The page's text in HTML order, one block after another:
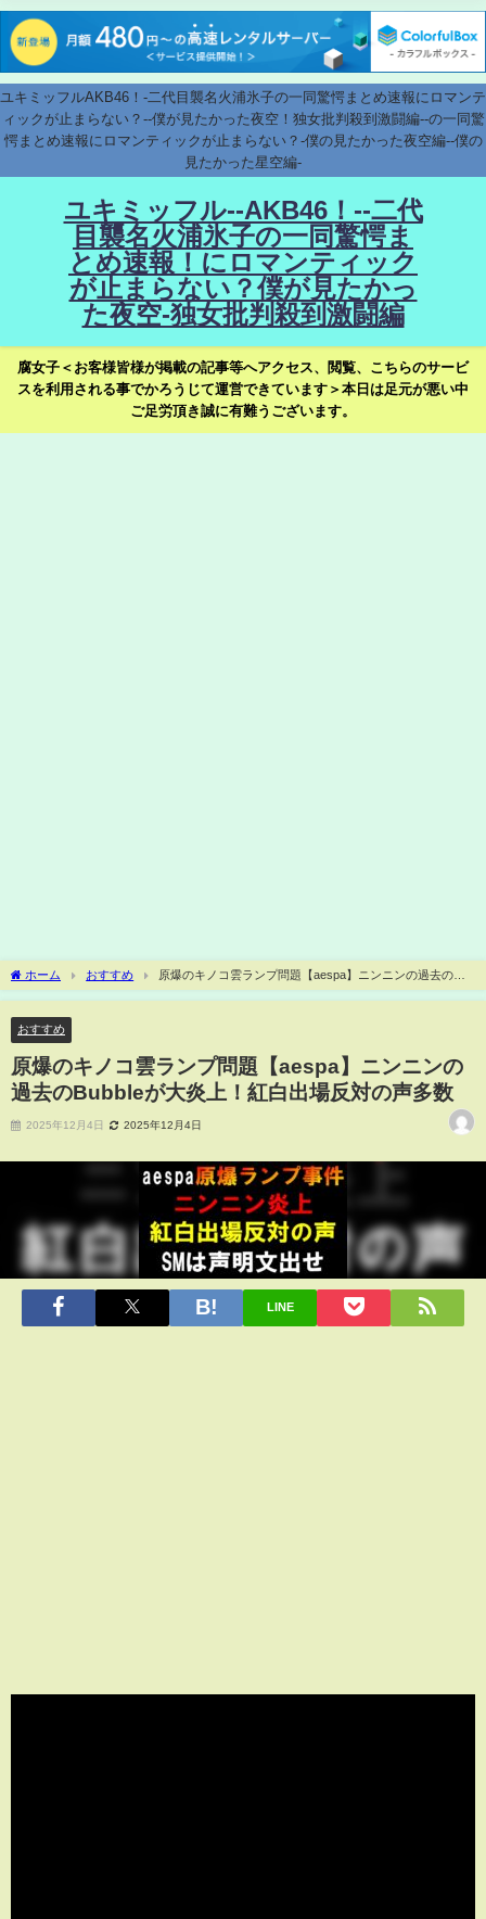
ユキミッフルAKB46！-二代目襲名火浦氷子の一同驚愕まとめ速報にロマンテ
ィックが止まらない？--僕が見たかった夜空！独女批判殺到激闘編--の一同驚
愕まとめ速報にロマンティックが止まらない？-僕の見たかった夜空編--僕の
見たかった星空編-
ユキミッフル--AKB46！--二代
目襲名火浦氷子の一同驚愕ま
とめ速報！にロマンティック
が止まらない？僕が見たかっ
た夜空-独女批判殺到激闘編
腐女子＜お客様皆様が掲載の記事等へアクセス、閲覧、こちらのサービ
スを利用される事でかろうじて運営できています＞本日は足元が悪い中
ご足労頂き誠に有難うございます。
ホーム おすすめ
原爆のキノコ雲ランプ問題【aespa】ニンニンの過去の
Bubbleが大炎上！紅白出場反対の声多数
おすすめ
原爆のキノコ雲ランプ問題【aespa】ニンニンの
過去のBubbleが大炎上！紅白出場反対の声多数
2025年12月4日 2025年12月4日
LINE